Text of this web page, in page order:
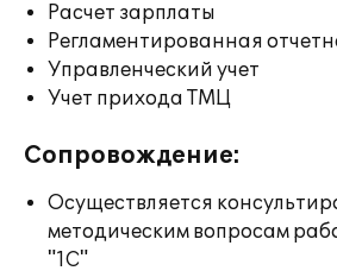
Расчет зарплаты
Регламентированная
Управленческий учет
Учет прихода ТМЦ
Сопровождение:
Осуществляется
методическим вопросам
"1С"